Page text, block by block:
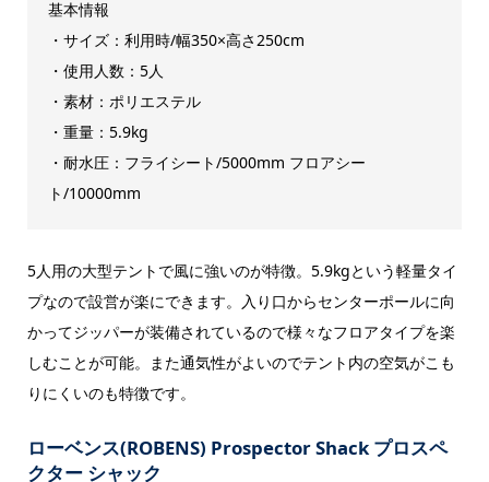
基本情報
・サイズ：利用時/幅350×高さ250cm
・使用人数：5人
・素材：ポリエステル
・重量：5.9kg
・耐水圧：フライシート/5000mm フロアシー
ト/10000mm
5人用の大型テントで風に強いのが特徴。5.9kgという軽量タイ
プなので設営が楽にできます。入り口からセンターポールに向
かってジッパーが装備されているので様々なフロアタイプを楽
しむことが可能。また通気性がよいのでテント内の空気がこも
りにくいのも特徴です。
ローベンス(ROBENS) Prospector Shack プロスペ
クター シャック